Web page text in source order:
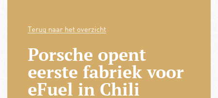
Terug naar het overzicht
Porsche opent
eerste fabriek voor
eFuel in Chili